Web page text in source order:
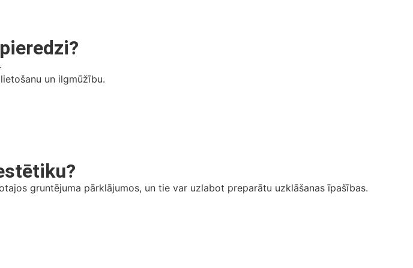
un ilgmūžību.
gruntējuma pārklājumos, un tie var uzlabot preparātu uzklāšanas īpašības.